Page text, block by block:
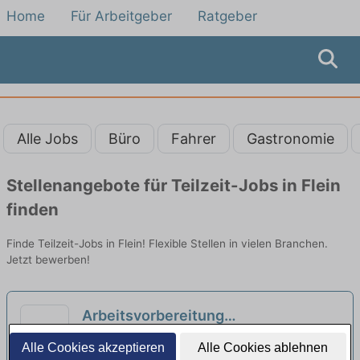
Alle Cookies akzeptieren Alle Cookies ablehnen
Home Für Arbeitgeber Ratgeber
Alle Jobs Büro Fahrer Gastronomie
Stellenangebote für Teilzeit-Jobs in Flein
finden
Finde Teilzeit-Jobs in Flein! Flexible Stellen in vielen Branchen.
Jetzt bewerben!
Arbeitsvorbereitung
Zahntechnische Labor Dentallabor
Andreas Mayer Dentallabor | Stuttgart